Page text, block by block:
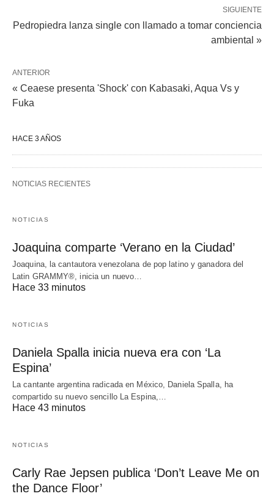
SIGUIENTE
Pedropiedra lanza single con llamado a tomar conciencia
ambiental »
ANTERIOR
« Ceaese presenta 'Shock' con Kabasaki, Aqua Vs y
Fuka
HACE 3 AÑOS
NOTICIAS RECIENTES
NOTICIAS
Joaquina comparte ‘Verano en la Ciudad’
Joaquina, la cantautora venezolana de pop latino y ganadora del
Latin GRAMMY®, inicia un nuevo…
Hace 33 minutos
NOTICIAS
Daniela Spalla inicia nueva era con ‘La
Espina’
La cantante argentina radicada en México, Daniela Spalla, ha
compartido su nuevo sencillo La Espina,…
Hace 43 minutos
NOTICIAS
Carly Rae Jepsen publica ‘Don’t Leave Me on
the Dance Floor’